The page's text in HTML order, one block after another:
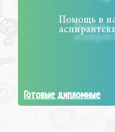
Помощь в
Готовые дипломные